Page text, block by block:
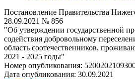
Постановление Правительства
28.09.2021 № 856
"Об утверждении государственной
содействия добровольному
область соотечественников,
2021 - 2025 годы"
Номер опубликования:
Дата опубликования: 30.09.2021